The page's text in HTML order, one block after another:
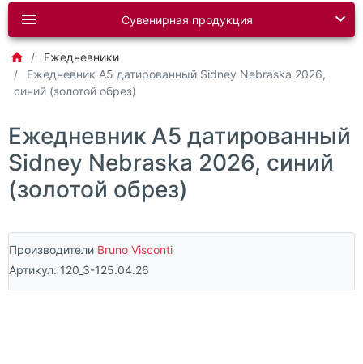
Сувенирная продукция
Ежедневники
Ежедневник А5 датированный Sidney Nebraska 2026,
синий (золотой обрез)
Ежедневник А5 датированный
Sidney Nebraska 2026, синий
(золотой обрез)
Производители Bruno Visconti
Артикул: 120_3-125.04.26